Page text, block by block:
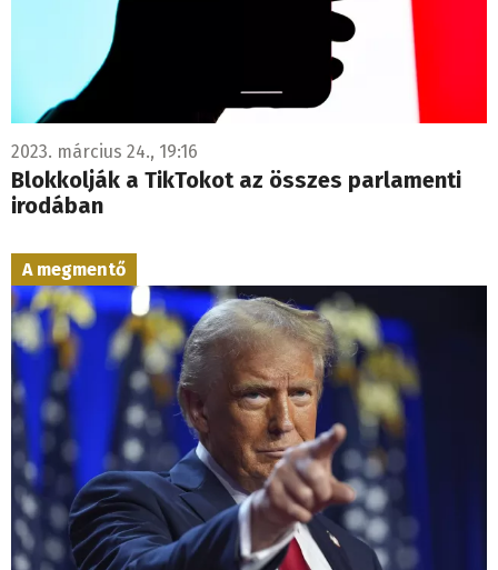
2023. március 24., 19:16
Blokkolják a TikTokot az összes parlamenti
irodában
A megmentő